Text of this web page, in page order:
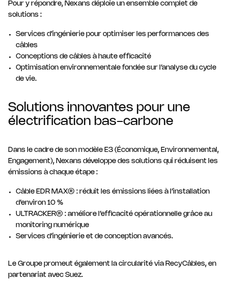
Pour y répondre, Nexans déploie un ensemble complet de
solutions :
Services d’ingénierie pour optimiser les performances des
câbles
Conceptions de câbles à haute efficacité
Optimisation environnementale fondée sur l’analyse du cycle
de vie.
Solutions innovantes pour une
électrification bas-carbone
Dans le cadre de son modèle E3 (Économique, Environnemental,
Engagement), Nexans développe des solutions qui réduisent les
émissions à chaque étape :
Câble EDR MAX® : réduit les émissions liées à l’installation
d’environ 10 %
ULTRACKER® : améliore l’efficacité opérationnelle grâce au
monitoring numérique
Services d’ingénierie et de conception avancés.
Le Groupe promeut également la circularité via RecyCâbles, en
partenariat avec Suez.